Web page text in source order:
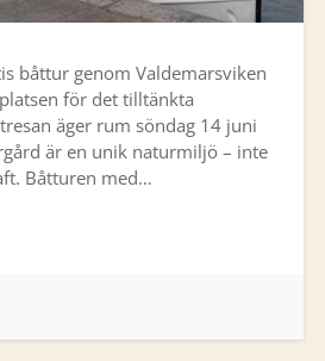
båttur genom Valdemarsviken
för det tilltänkta
äger rum söndag 14 juni
är en unik naturmiljö – inte
Båtturen med…